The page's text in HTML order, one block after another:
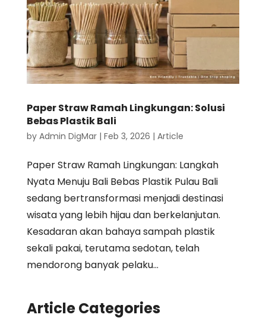
Paper Straw Ramah Lingkungan: Solusi
Bebas Plastik Bali
by Admin DigMar| Feb 3, 2026 | Article
Paper Straw Ramah Lingkungan: Langkah
Nyata Menuju Bali Bebas Plastik Pulau Bali
sedang bertransformasi menjadi destinasi
wisata yang lebih hijau dan berkelanjutan.
Kesadaran akan bahaya sampah plastik
sekali pakai, terutama sedotan, telah
mendorong banyak pelaku...
Article Categories